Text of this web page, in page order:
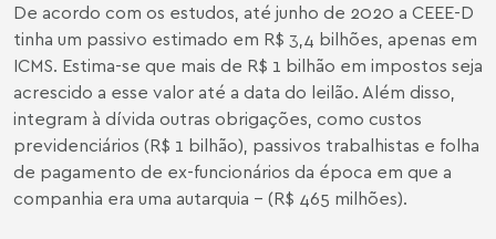
De acordo com os estudos, até junho de 2020 a CEEE-D
tinha um passivo estimado em R$ 3,4 bilhões, apenas em
ICMS. Estima-se que mais de R$ 1 bilhão em impostos seja
acrescido a esse valor até a data do leilão. Além disso,
integram à dívida outras obrigações, como custos
previdenciários (R$ 1 bilhão), passivos trabalhistas e folha
de pagamento de ex-funcionários da época em que a
companhia era uma autarquia – (R$ 465 milhões).